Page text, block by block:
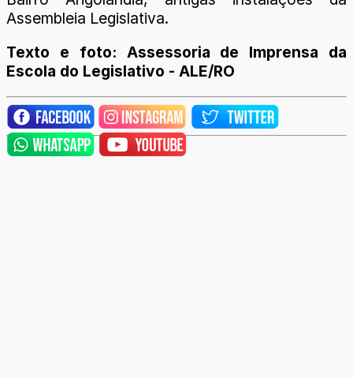
Assembleia Legislativa.
Texto e foto: Assessoria de Imprensa da
Escola do Legislativo - ALE/RO